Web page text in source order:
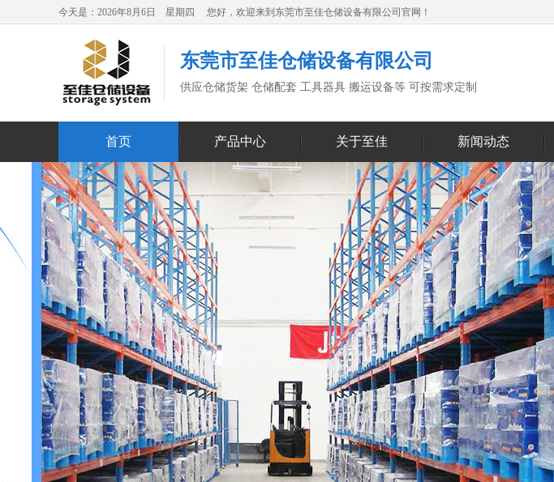
今天是：2026年8月6日 星期四 您好，欢迎来到东莞市至佳仓储设备有限公司官网！
东莞市至佳仓储设备有限公司
供应仓储货架 仓储配套 工具器具 搬运设备等 可按需求定制
首页 产品中心 关于至佳 新闻动态